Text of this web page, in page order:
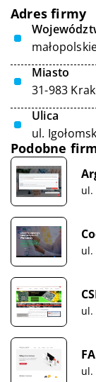
Adres firmy
Miasto
31-983
Ulica
ul.
Podobne
ul.
ul.
ul.
ul.